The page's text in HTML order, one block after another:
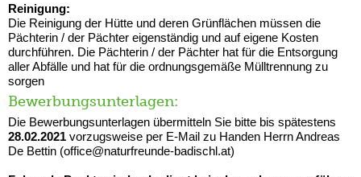
Reinigung:
Die Reinigung der Hütte und deren Grünflächen müssen die
Pächterin / der Pächter eigenständig und auf eigene Kosten
durchführen. Die Pächterin / der Pächter hat für die Entsorgung
aller Abfälle und hat für die ordnungsgemäße Mülltrennung zu
sorgen
Bewerbungsunterlagen:
Die Bewerbungsunterlagen übermitteln Sie bitte bis spätestens
28.02.2021 vorzugsweise per E-Mail zu Handen Herrn Andreas
De Bettin (office@naturfreunde-badischl.at)